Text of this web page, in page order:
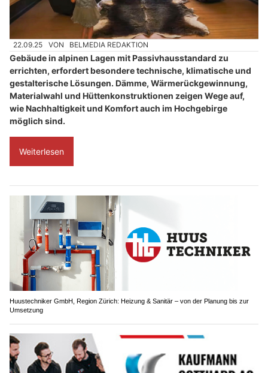
22.09.25 VON BELMEDIA REDAKTION
Gebäude in alpinen Lagen mit Passivhausstandard zu
errichten, erfordert besondere technische, klimatische und
gestalterische Lösungen. Dämme, Wärmerückgewinnung,
Materialwahl und Hüttenkonstruktionen zeigen Wege auf,
wie Nachhaltigkeit und Komfort auch im Hochgebirge
möglich sind.
Weiterlesen
Huustechniker GmbH, Region Zürich: Heizung & Sanitär – von der Planung bis zur
Umsetzung